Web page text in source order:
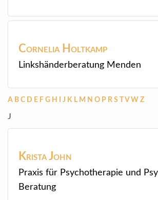
Cornelia Holtkamp
Linkshänderberatung Menden
A B C D E F G H J K L M N O P R S TV W Z
J
KristaJohn
Praxis für Psychotherapie und
Beratung